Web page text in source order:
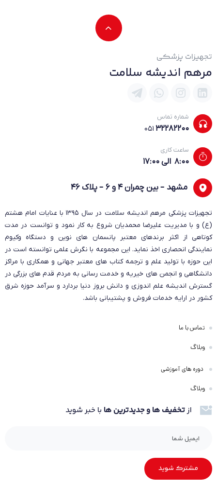
تجهیزات پزشکی
مرهم اندیشه سلامت
شماره تماس
051 ۳۲۲۸۲۲۰۰
ساعت کاری
8:۰۰ الی 17:۰۰
مشهد – بین چمران ۴ و ۶ – پلاک ۴۶
تجهیزات پزشکی مرهم اندیشه سلامت در سال ۱۳۹۵ با عنایات امام هشتم
(ع) و با مدیریت علیرضا محمدیان شروع به کار نمود و توانست در مدت
کوتاهی از اکثر برندهای معتبر پانسمان های نوین و دستگاه وکیوم
نمایندگی انحصاری اخذ نماید. این مجموعه با نگرش علمی توانسته است در
این حوزه با تولید علم و ترجمه کتاب های معتبر جهانی و همکاری با مراکز
دانشگاهی و انجمن های خیریه و خدمت رسانی به مردم قدم های بزرگی در
گسترش اندیشه علم اندوزی و دانش بروز دنیا بردارد و سرآمد حوزه شرق
کشور در ارایه خدمات فروش و پشتیبانی باشد.
تماس با ما
وبلاگ
دوره های آموزشی
وبلاگ
ازتخفیف ها و جدیدترین ها با خبر شوید
مشترک شوید